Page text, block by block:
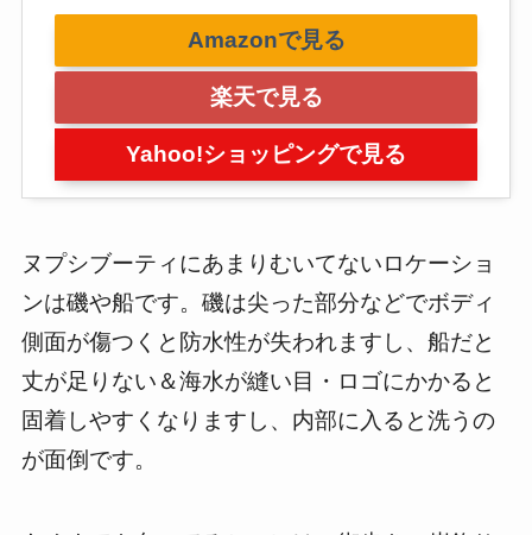
Amazonで見る
楽天で見る
Yahoo!ショッピングで見る
ヌプシブーティにあまりむいてないロケーショ
ンは磯や船です。磯は尖った部分などでボディ
側面が傷つくと防水性が失われますし、船だと
丈が足りない＆海水が縫い目・ロゴにかかると
固着しやすくなりますし、内部に入ると洗うの
が面倒です。